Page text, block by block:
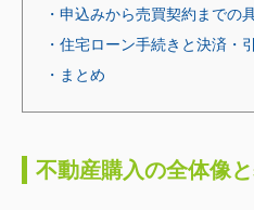
・申込みから売買契約までの
・住宅ローン手続きと決済・
・まとめ
不動産購入の全体像